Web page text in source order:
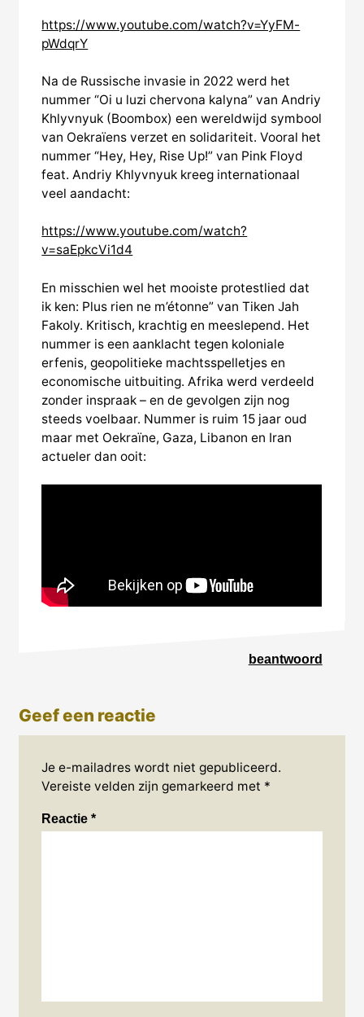
https://www.youtube.com/watch?v=YyFM-
pWdqrY
Na de Russische invasie in 2022 werd het
nummer “Oi u luzi chervona kalyna” van Andriy
Khlyvnyuk (Boombox) een wereldwijd symbool
van Oekraïens verzet en solidariteit. Vooral het
nummer “Hey, Hey, Rise Up!” van Pink Floyd
feat. Andriy Khlyvnyuk kreeg internationaal
veel aandacht:
https://www.youtube.com/watch?
v=saEpkcVi1d4
En misschien wel het mooiste protestlied dat
ik ken: Plus rien ne m’étonne” van Tiken Jah
Fakoly. Kritisch, krachtig en meeslepend. Het
nummer is een aanklacht tegen koloniale
erfenis, geopolitieke machtsspelletjes en
economische uitbuiting. Afrika werd verdeeld
zonder inspraak – en de gevolgen zijn nog
steeds voelbaar. Nummer is ruim 15 jaar oud
maar met Oekraïne, Gaza, Libanon en Iran
actueler dan ooit:
beantwoord
Geef een reactie
Je e-mailadres wordt niet gepubliceerd.
Vereiste velden zijn gemarkeerd met *
Reactie*